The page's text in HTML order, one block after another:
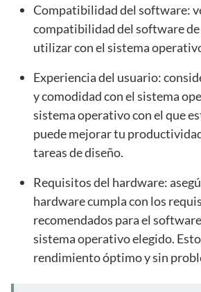
Compatibilidad del software:
compatibilidad del software de
utilizar con el sistema
Experiencia del usuario:
y comodidad con el sistema
sistema operativo con el que
puede mejorar tu
tareas de diseño.
Requisitos del hardware:
hardware cumpla con los
recomendados para el
sistema operativo elegido.
rendimiento óptimo y sin